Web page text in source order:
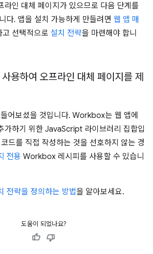
라인 대체 페이지가 있으므로 다음 단계를
다. 앱을 설치 가능하게 만들려면 웹 앱 매
고 선택적으로 설치 전략을 마련해야 합니
용하여 오프라인 대체 페이지를 제
어보셨을 것입니다. Workbox는 웹 앱에
가하기 위한 JavaScript 라이브러리 집합입
드를 직접 작성하는 것을 선호하지 않는 경
전용 Workbox 레시피를 사용할 수 있습니
전략을 정의하는 방법을 알아보세요.
도움이 되었나요?